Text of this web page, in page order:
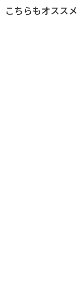
こちらもオススメ